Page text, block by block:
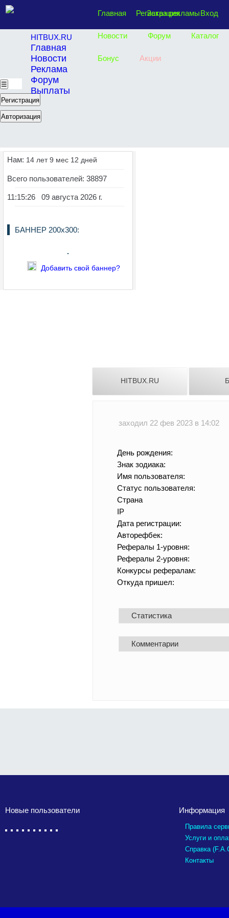
Главная Заказ рекламы
Новости Форум Каталог
Бонус Акции
Вход
Регистрация
HITBUX.RU
Главная
Новости
Реклама
Форум
Выплаты
☰
Регистрация
Авторизация
Нам: 14 лет 9 мес 12 дней
Всего пользователей: 38897
11:15:26 09 августа 2026 г.
БАННЕР 200х300:
Добавить свой баннер?
HITBUX.RU
заходил 22 фев 2023 в 14:02
День рождения:
Знак зодиака:
Имя пользователя:
Статус пользователя:
Страна
IP
Дата регистрации:
Авторефбек:
Рефералы 1-уровня:
Рефералы 2-уровня:
Конкурсы рефералам:
Откуда пришел:
Статистика
Комментарии
Новые пользователи Информация
Правила
Услуги и
Справка
Контакты